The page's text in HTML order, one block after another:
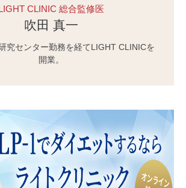
CLINIC 総合監修医
吹田 真一
究センター勤務を経てLIGHT CLINICを
開業。